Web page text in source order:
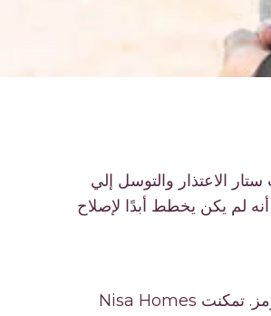
الاعتذار والتوسل إلي
لم يكن يخطط أبدًا لإصلاح
جاءت الشرطة وأخذته ونقلتني إلى المستشفى. في المستشفى، ربطوني بشركة نيسا هومز. تمكنت Nisa Homes